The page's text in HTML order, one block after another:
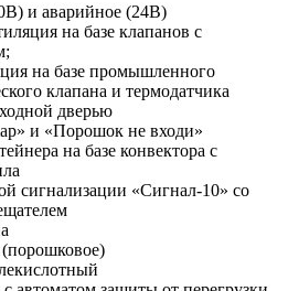
и аварийное (24В)
на базе клапанов с
на базе промышленного
клапана и термодатчика
дверью
и «Порошок не входи»
на базе конвектора с
сигнализации «Сигнал-10» со